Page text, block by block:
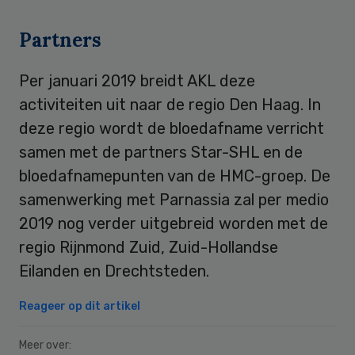
Partners
Per januari 2019 breidt AKL deze
activiteiten uit naar de regio Den Haag. In
deze regio wordt de bloedafname verricht
samen met de partners Star-SHL en de
bloedafnamepunten van de HMC-groep. De
samenwerking met Parnassia zal per medio
2019 nog verder uitgebreid worden met de
regio Rijnmond Zuid, Zuid-Hollandse
Eilanden en Drechtsteden.
Reageer op dit artikel
Meer over: